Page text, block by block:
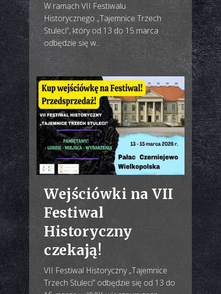
W ramach VII Festiwalu
Historycznego „Tajemnice Trzech
Stuleci”, który od 13 do 15 marca
odbędzie się w...
Wejściówki na VII
Festiwal
Historyczny
czekają!
VII Festiwal Historyczny „Tajemnice
Trzech Stuleci” odbędzie się od 13 do